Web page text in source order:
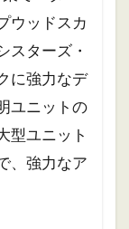
ウッドスカ
スターズ・
に強力なデ
ユニットの
型ユニット
、強力なア